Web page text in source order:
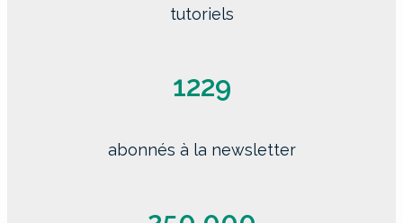
tutoriels
1229
abonnés à la newsletter